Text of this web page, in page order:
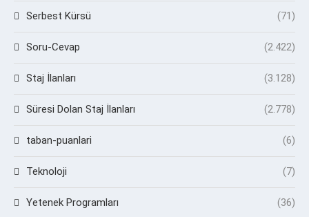
Serbest Kürsü (71)
Soru-Cevap (2.422)
Staj İlanları (3.128)
Süresi Dolan Staj İlanları (2.778)
taban-puanlari (6)
Teknoloji (7)
Yetenek Programları (36)